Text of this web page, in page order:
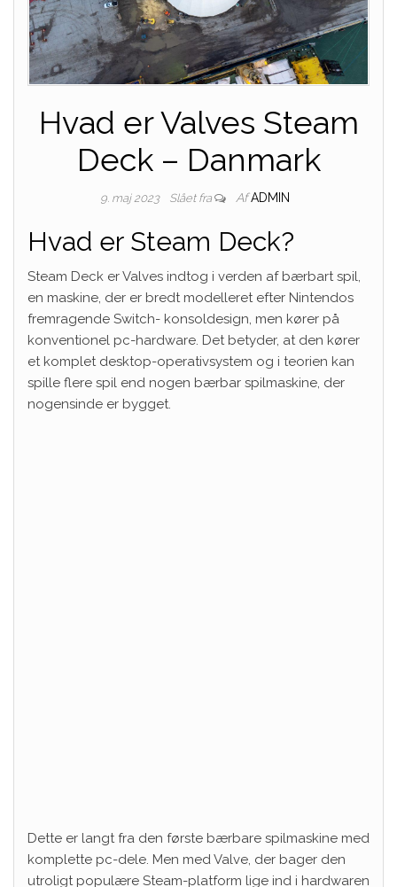
Hvad er Valves Steam
Deck – Danmark
9. maj 2023 Slået fra Af ADMIN
Hvad er Steam Deck?
Steam Deck er Valves indtog i verden af ​​bærbart spil,
en maskine, der er bredt modelleret efter Nintendos
fremragende Switch- konsoldesign, men kører på
konventionel pc-hardware. Det betyder, at den kører
et komplet desktop-operativsystem og i teorien kan
spille flere spil end nogen bærbar spilmaskine, der
nogensinde er bygget.
Dette er langt fra den første bærbare spilmaskine med
komplette pc-dele. Men med Valve, der bager den
utroligt populære Steam-platform lige ind i hardwaren